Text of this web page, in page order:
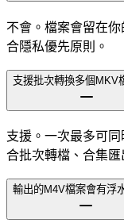
不會。檔案會留在
合隱私優先原則。
支援批次轉換多個MKV
支援。一次最多可
合批次轉檔、合集匯
輸出的M4V檔案會有浮